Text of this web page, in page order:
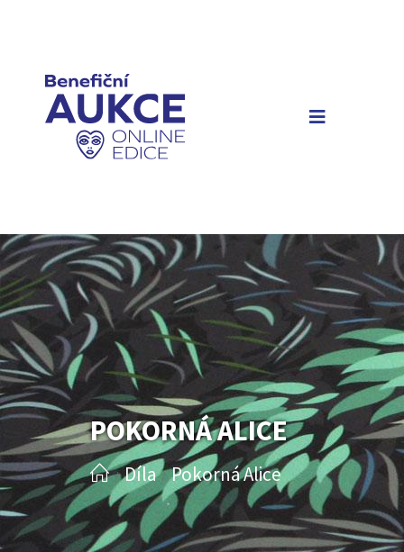
POKORNÁ ALICE
/ Díla / Pokorná Alice